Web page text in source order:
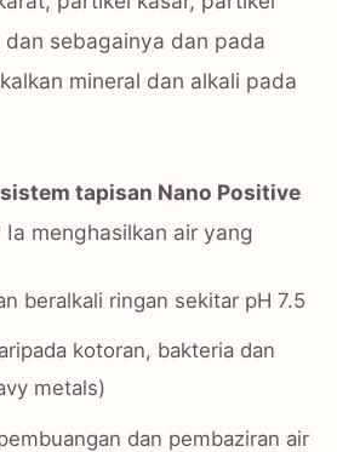
sebagainya dan pada
mineral dan alkali pada
tapisan Nano Positive
Ia menghasilkan air yang
beralkali ringan sekitar pH 7.5
kotoran, bakteria dan
metals)
dan pembaziran air